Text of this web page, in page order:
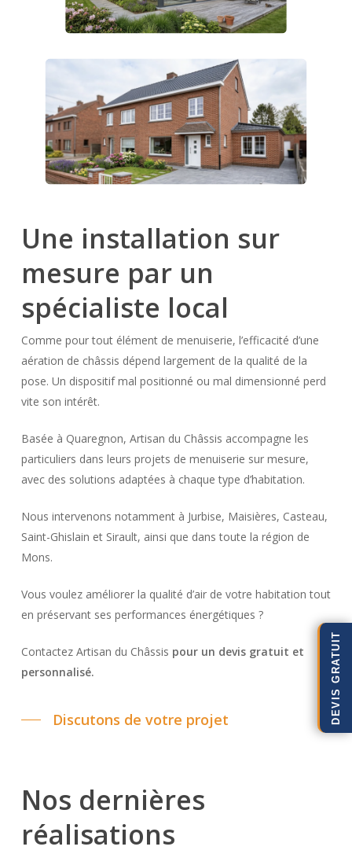
Une installation sur
mesure par un
spécialiste local
Comme pour tout élément de menuiserie, l’efficacité d’une
aération de châssis dépend largement de la qualité de la
pose. Un dispositif mal positionné ou mal dimensionné perd
vite son intérêt.
Basée à Quaregnon, Artisan du Châssis accompagne les
particuliers dans leurs projets de menuiserie sur mesure,
avec des solutions adaptées à chaque type d’habitation.
Nous intervenons notamment à Jurbise, Maisières, Casteau,
Saint-Ghislain et Sirault, ainsi que dans toute la région de
Mons.
Vous voulez améliorer la qualité d’air de votre habitation tout
en préservant ses performances énergétiques ?
Contactez Artisan du Châssis pour un devis gratuit et
personnalisé.
Discutons de votre projet
Nos dernières
réalisations
DEVIS GRATUIT